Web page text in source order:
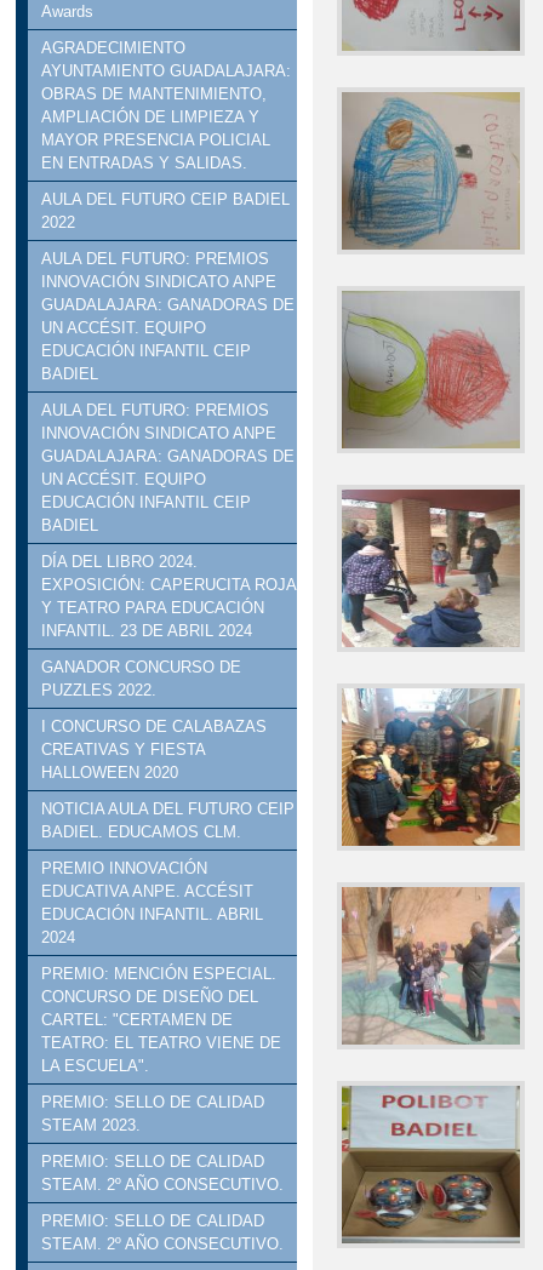
Awards
AGRADECIMIENTO
AYUNTAMIENTO GUADALAJARA:
OBRAS DE MANTENIMIENTO,
AMPLIACIÓN DE LIMPIEZA Y
MAYOR PRESENCIA POLICIAL
EN ENTRADAS Y SALIDAS.
AULA DEL FUTURO CEIP BADIEL
2022
AULA DEL FUTURO: PREMIOS
INNOVACIÓN SINDICATO ANPE
GUADALAJARA: GANADORAS DE
UN ACCÉSIT. EQUIPO
EDUCACIÓN INFANTIL CEIP
BADIEL
AULA DEL FUTURO: PREMIOS
INNOVACIÓN SINDICATO ANPE
GUADALAJARA: GANADORAS DE
UN ACCÉSIT. EQUIPO
EDUCACIÓN INFANTIL CEIP
BADIEL
DÍA DEL LIBRO 2024.
EXPOSICIÓN: CAPERUCITA ROJA
Y TEATRO PARA EDUCACIÓN
INFANTIL. 23 DE ABRIL 2024
GANADOR CONCURSO DE
PUZZLES 2022.
I CONCURSO DE CALABAZAS
CREATIVAS Y FIESTA
HALLOWEEN 2020
NOTICIA AULA DEL FUTURO CEIP
BADIEL. EDUCAMOS CLM.
PREMIO INNOVACIÓN
EDUCATIVA ANPE. ACCÉSIT
EDUCACIÓN INFANTIL. ABRIL
2024
PREMIO: MENCIÓN ESPECIAL.
CONCURSO DE DISEÑO DEL
CARTEL: "CERTAMEN DE
TEATRO: EL TEATRO VIENE DE
LA ESCUELA".
PREMIO: SELLO DE CALIDAD
STEAM 2023.
PREMIO: SELLO DE CALIDAD
STEAM. 2º AÑO CONSECUTIVO.
PREMIO: SELLO DE CALIDAD
STEAM. 2º AÑO CONSECUTIVO.